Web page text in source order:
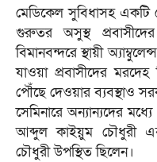
মেডিকেল সুবিধাসহ একটি
গুরুতর অসুস্থ
বিমানবন্দরে স্থায়ী
যাওয়া প্রবাসীদের
পৌঁছে দেওয়ার ব্যবস্থাও
‎সেমিনারে অন্যান্যদের
আব্দুল কাইয়ুম চৌধুরী
চৌধুরী উপস্থিত ছিলেন।